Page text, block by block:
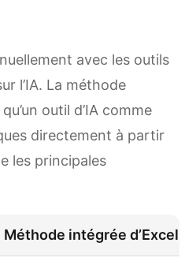
avec les outils
l’IA. La méthode
outil d’IA comme
directement à partir
les principales
Méthode intégrée d’Excel